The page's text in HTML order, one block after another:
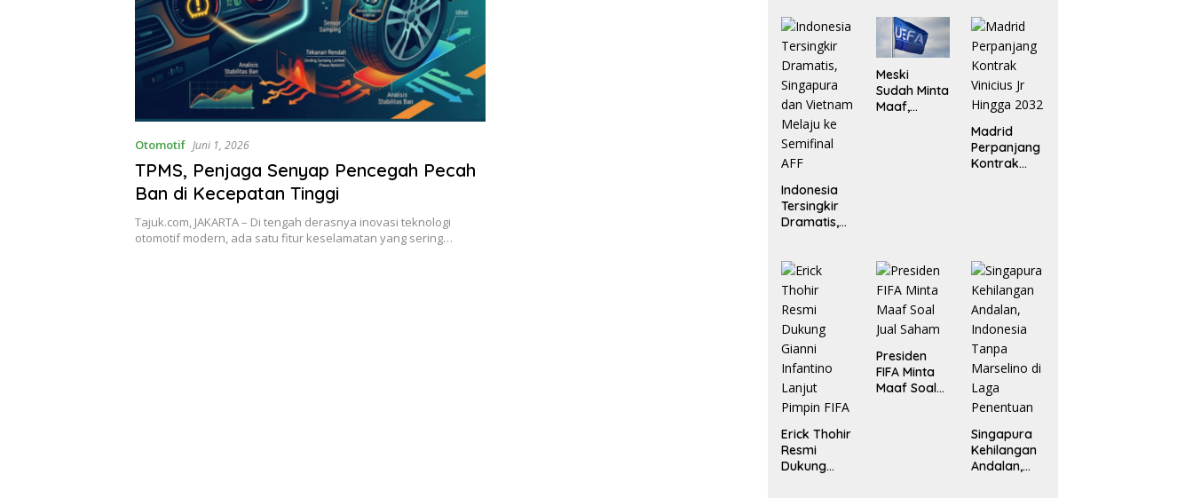
Otomotif Juni 1, 2026
TPMS, Penjaga Senyap Pencegah Pecah
Ban di Kecepatan Tinggi
Tajuk.com, JAKARTA – Di tengah derasnya inovasi teknologi
otomotif modern, ada satu fitur keselamatan yang sering…
Indonesia
Tersingkir
Dramatis,
Vietnam
Melaju ke
Semifinal
AFF
Meski
Sudah Minta
Maaf,
Madrid
Perpanjang
Kontrak
Erick Thohir
Resmi
Dukung
Presiden
FIFA Minta
Maaf Soal
Singapura
Kehilangan
Andalan,